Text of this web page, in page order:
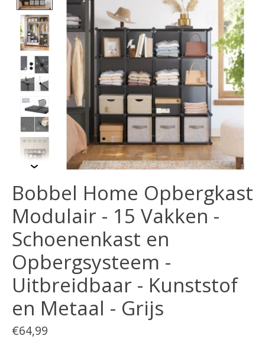
Bobbel Home Opbergkast
Modulair - 15 Vakken -
Schoenenkast en
Opbergsysteem -
Uitbreidbaar - Kunststof
en Metaal - Grijs
€64,99